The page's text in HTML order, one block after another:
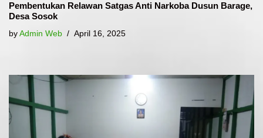
Pembentukan Relawan Satgas Anti Narkoba Dusun Barage,
Desa Sosok
by Admin Web April 16, 2025